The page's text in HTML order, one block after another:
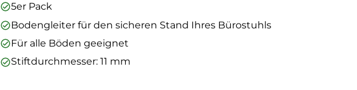
5er Pack
Bodengleiter für den sicheren Stand Ihres Bürostuhls
Für alle Böden geeignet
Stiftdurchmesser: 11 mm